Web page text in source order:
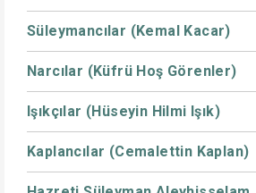
Süleymancılar (Kemal Kacar)
Narcılar (Küfrü Hoş Görenler)
Işıkçılar (Hüseyin Hilmi Işık)
Kaplancılar (Cemalettin Kaplan)